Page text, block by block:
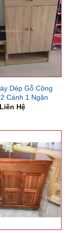
Dép Gỗ Công
Cánh 1 Ngăn
Liên Hệ